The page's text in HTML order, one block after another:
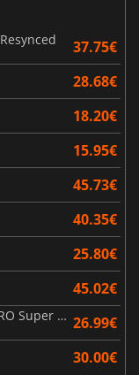
37.75€
28.68€
18.20€
15.95€
45.73€
40.35€
25.80€
45.02€
DRAGON BALL Sparking! ZERO Super Limit Breaking NEO 26.99€
30.00€